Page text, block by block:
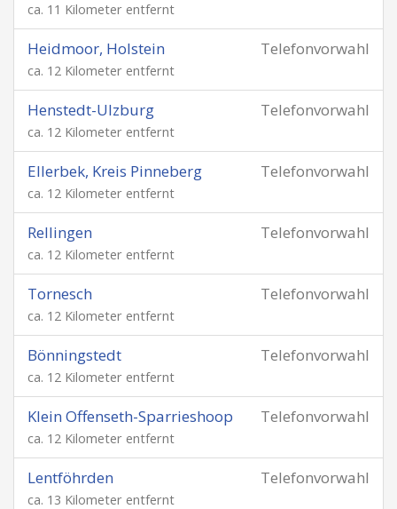
ca. 11 Kilometer entfernt
Telefonvorwahl
Heidmoor, Holstein
ca. 12 Kilometer entfernt
Telefonvorwahl
Henstedt-Ulzburg
ca. 12 Kilometer entfernt
Telefonvorwahl
Ellerbek, Kreis Pinneberg
ca. 12 Kilometer entfernt
Telefonvorwahl
Rellingen
ca. 12 Kilometer entfernt
Telefonvorwahl
Tornesch
ca. 12 Kilometer entfernt
Telefonvorwahl
Bönningstedt
ca. 12 Kilometer entfernt
Telefonvorwahl
Klein Offenseth-Sparrieshoop
ca. 12 Kilometer entfernt
Telefonvorwahl
Lentföhrden
ca. 13 Kilometer entfernt